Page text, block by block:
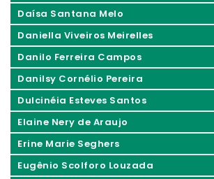
Daísa Santana Melo
Daniella Viveiros Meirelles
Danilo Ferreira Campos
Danilsy Cornélio Pereira
Dulcinéia Esteves Santos
Elaine Nery de Araujo
Erine Marie Seghers
Eugênio Scolforo Louzada